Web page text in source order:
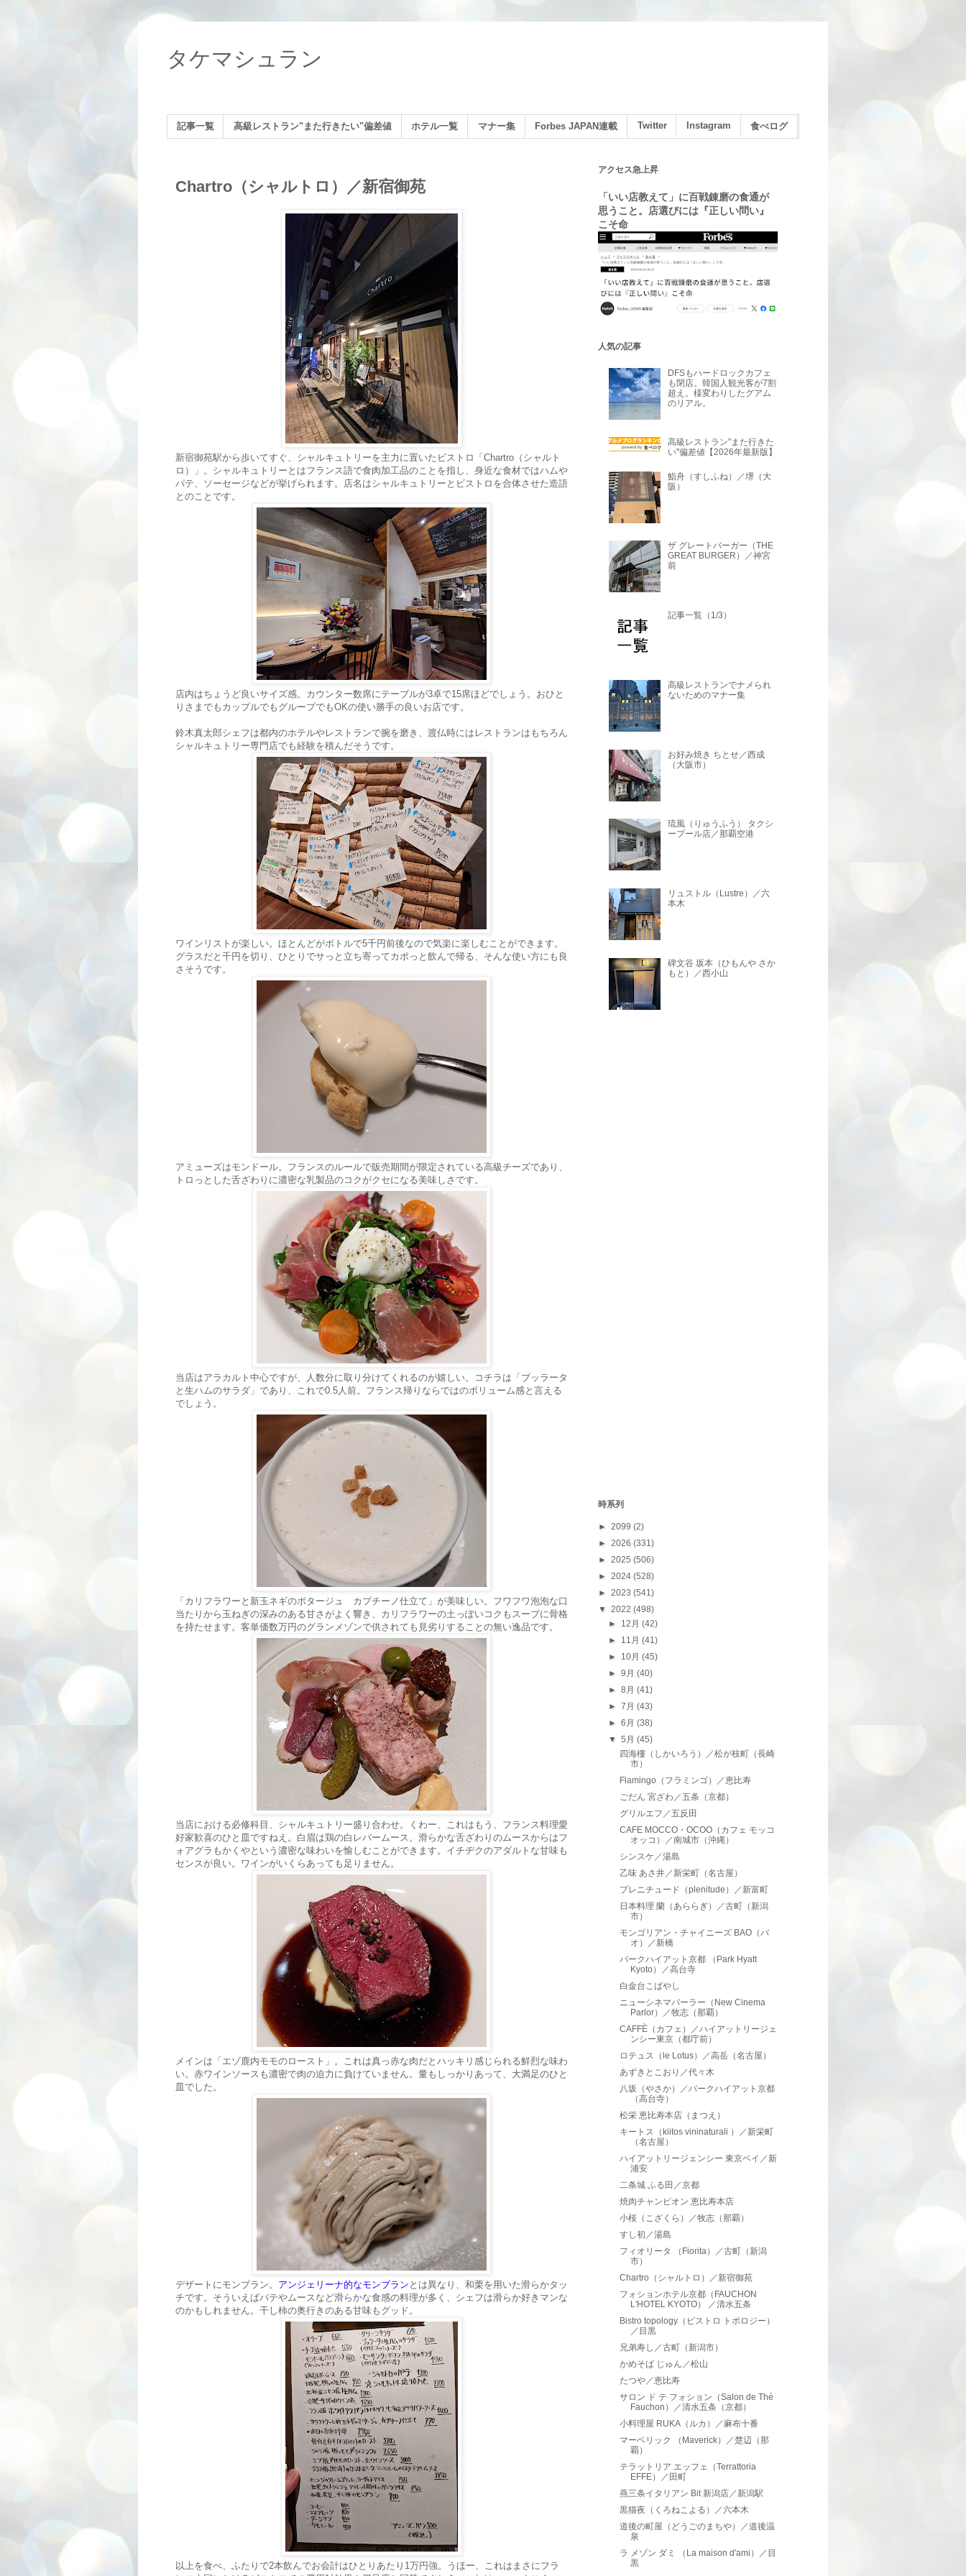
タケマシュラン
記事一覧 高級レストラン"また行きたい"偏差値 ホテル一覧 マナー集 Forbes JAPAN連載 Twitter Instagram 食べログ
Chartro（シャルトロ）／新宿御苑
新宿御苑駅から歩いてすぐ、シャルキュトリーを主力に置いたビストロ「Chartro（シャルト
ロ）」。シャルキュトリーとはフランス語で食肉加工品のことを指し、身近な食材ではハムや
パテ、ソーセージなどが挙げられます。店名はシャルキュトリーとビストロを合体させた造語
とのことです。
店内はちょうど良いサイズ感。カウンター数席にテーブルが3卓で15席ほどでしょう。おひと
りさまでもカップルでもグループでもOKの使い勝手の良いお店です。
鈴木真太郎シェフは都内のホテルやレストランで腕を磨き、渡仏時にはレストランはもちろん
シャルキュトリー専門店でも経験を積んだそうです。
ワインリストが楽しい。ほとんどがボトルで5千円前後なので気楽に楽しむことができます。
グラスだと千円を切り、ひとりでサっと立ち寄ってカポっと飲んで帰る、そんな使い方にも良
さそうです。
アミューズはモンドール。フランスのルールで販売期間が限定されている高級チーズであり、
トロっとした舌ざわりに濃密な乳製品のコクがクセになる美味しさです。
当店はアラカルト中心ですが、人数分に取り分けてくれるのが嬉しい。コチラは「ブッラータ
と生ハムのサラダ」であり、これで0.5人前。フランス帰りならではのボリューム感と言える
でしょう。
「カリフラワーと新玉ネギのポタージュ カプチーノ仕立て」が美味しい。フワフワ泡泡な口
当たりから玉ねぎの深みのある甘さがよく響き、カリフラワーの土っぽいコクもスープに骨格
を持たせます。客単価数万円のグランメゾンで供されても見劣りすることの無い逸品です。
当店における必修科目、シャルキュトリー盛り合わせ。くわー、これはもう、フランス料理愛
好家歓喜のひと皿ですねえ。白眉は鶏の白レバームース。滑らかな舌ざわりのムースからはフ
ォアグラもかくやという濃密な味わいを愉しむことができます。イチヂクのアダルトな甘味も
センスが良い。ワインがいくらあっても足りません。
メインは「エゾ鹿内モモのロースト」。これは真っ赤な肉だとハッキリ感じられる鮮烈な味わ
い。赤ワインソースも濃密で肉の迫力に負けていません。量もしっかりあって、大満足のひと
皿でした。
デザートにモンブラン。 アンジェリーナ的なモンブラン とは異なり、和栗を用いた滑らかタッ
チです。そういえばパテやムースなど滑らかな食感の料理が多く、シェフは滑らか好きマンな
のかもしれません。干し柿の奥行きのある甘味もグッド。
以上を食べ、ふたりで2本飲んでお会計はひとりあたり1万円強。うほー、これはまさにフラ
アクセス急上昇
「いい店教えて」に百戦錬磨の食通が
思うこと。店選びには『正しい問い』
こそ命
人気の記事
DFSもハードロックカフェ
も閉店。韓国人観光客が7割
超え。様変わりしたグアム
のリアル。
高級レストラン"また行きた
い"偏差値【2026年最新版】
鮨舟（すしふね）／堺（大
阪）
ザ グレートバーガー（THE
GREAT BURGER）／神宮
前
記事一覧（1/3）
高級レストランでナメられ
ないためのマナー集
お好み焼き ちとせ／西成
（大阪市）
琉風（りゅうふう） タクシ
ープール店／那覇空港
リュストル（Lustre）／六
本木
碑文谷 坂本（ひもんや さか
もと）／西小山
時系列
► 2099 (2)
► 2026 (331)
► 2025 (506)
► 2024 (528)
► 2023 (541)
▼ 2022 (498)
► 12月(42)
► 11月(41)
► 10月(45)
►9月(40)
►8月(41)
►7月(43)
►6月(38)
▼5月(45)
四海樓（しかいろう）／松が枝町（長崎
市）
Flamingo（フラミンゴ）／恵比寿
ごだん 宮ざわ／五条（京都）
グリルエフ／五反田
CAFE MOCCO・OCOO（カフェ モッコ
オッコ）／南城市（沖縄）
シンスケ／湯島
乙味 あさ井／新栄町（名古屋）
プレニチュード（plenitude）／新富町
日本料理 蘭（あららぎ）／古町（新潟
市）
モンゴリアン・チャイニーズ BAO（バ
オ）／新橋
パークハイアット京都 （Park Hyatt
Kyoto）／高台寺
白金台こばやし
ニューシネマパーラー（New Cinema
Parlor）／牧志（那覇）
CAFFÈ（カフェ）／ハイアットリージェ
ンシー東京（都庁前）
ロテュス（le Lotus）／高岳（名古屋）
あずきとこおり／代々木
八坂（やさか）／パークハイアット京都
（高台寺）
松栄 恵比寿本店（まつえ）
キートス（kiitos vininaturali ）／新栄町
（名古屋）
ハイアットリージェンシー 東京ベイ／新
浦安
二条城 ふる田／京都
焼肉チャンピオン 恵比寿本店
小桜（こざくら）／牧志（那覇）
すし初／湯島
フィオリータ （Fiorita）／古町（新潟
市）
Chartro（シャルトロ）／新宿御苑
フォションホテル京都（FAUCHON
L'HOTEL KYOTO） ／清水五条
Bistro topology（ビストロ トポロジー）
／目黒
兄弟寿し／古町（新潟市）
かめそば じゅん／松山
たつや／恵比寿
サロン ド テ フォション（Salon de Thé
Fauchon）／清水五条（京都）
小料理屋 RUKA（ルカ）／麻布十番
マーベリック （Maverick）／楚辺（那
覇）
テラットリア エッフェ（Terrattoria
EFFE）／田町
燕三条イタリアン Bit 新潟店／新潟駅
黒猫夜（くろねこよる）／六本木
道後の町屋（どうごのまちや）／道後温
泉
ラ メゾン ダミ （La maison d'ami）／目
黒